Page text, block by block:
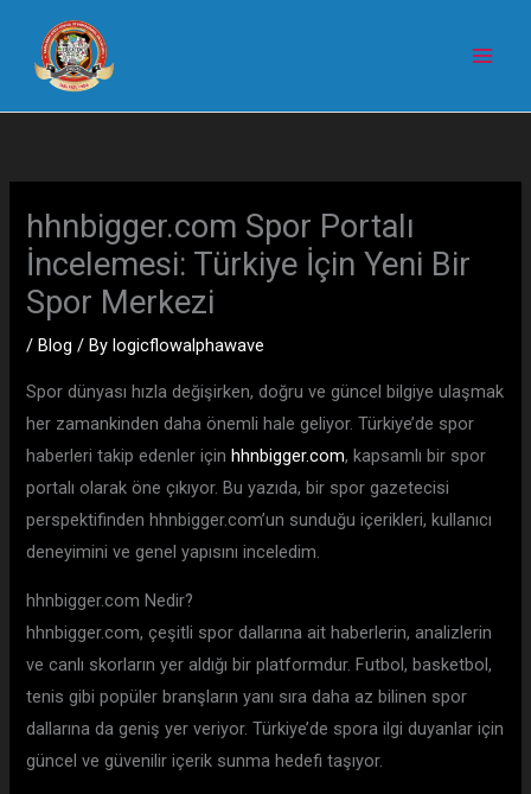
content
hhnbigger.com Spor Portalı
İncelemesi: Türkiye İçin Yeni Bir
Spor Merkezi
/Blog / Bylogicflowalphawave
Spor dünyası hızla değişirken, doğru ve güncel bilgiye ulaşmak
her zamankinden daha önemli hale geliyor. Türkiye’de spor
haberleri takip edenler içinhhnbigger.com, kapsamlı bir spor
portalı olarak öne çıkıyor. Bu yazıda, bir spor gazetecisi
perspektifinden hhnbigger.com’un sunduğu içerikleri, kullanıcı
deneyimini ve genel yapısını inceledim.
hhnbigger.com Nedir?
hhnbigger.com, çeşitli spor dallarına ait haberlerin, analizlerin
ve canlı skorların yer aldığı bir platformdur. Futbol, basketbol,
tenis gibi popüler branşların yanı sıra daha az bilinen spor
dallarına da geniş yer veriyor. Türkiye’de spora ilgi duyanlar için
güncel ve güvenilir içerik sunma hedefi taşıyor.